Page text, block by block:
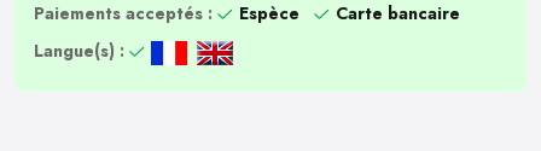
Paiements acceptés :
Espèce
Carte bancaire
Langue(s) :